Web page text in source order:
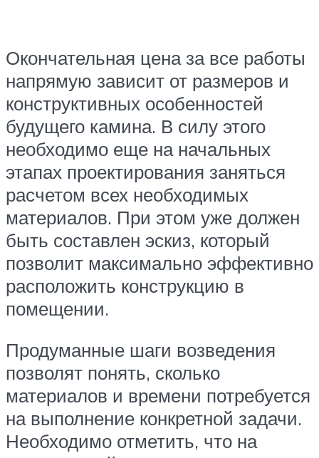
Окончательная цена за все работы
напрямую зависит от размеров и
конструктивных особенностей
будущего камина. В силу этого
необходимо еще на начальных
этапах проектирования заняться
расчетом всех необходимых
материалов. При этом уже должен
быть составлен эскиз, который
позволит максимально эффективно
расположить конструкцию в
помещении.
Продуманные шаги возведения
позволят понять, сколько
материалов и времени потребуется
на выполнение конкретной задачи.
Необходимо отметить, что на